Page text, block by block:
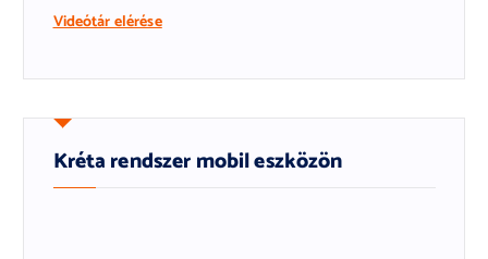
Videótár elérése
Kréta rendszer mobil eszközön